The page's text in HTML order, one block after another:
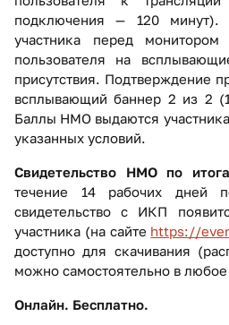
подключения — 120 минут).
участника перед
пользователя на
присутствия. Подтверждение
всплывающий баннер 2 из 2
Баллы НМО выдаются
указанных условий.
Свидетельство НМО по
течение 14 рабочих дней
свидетельство с ИКП
участника (на сайте https://
доступно для скачивания
можно самостоятельно в
Онлайн. Бесплатно.